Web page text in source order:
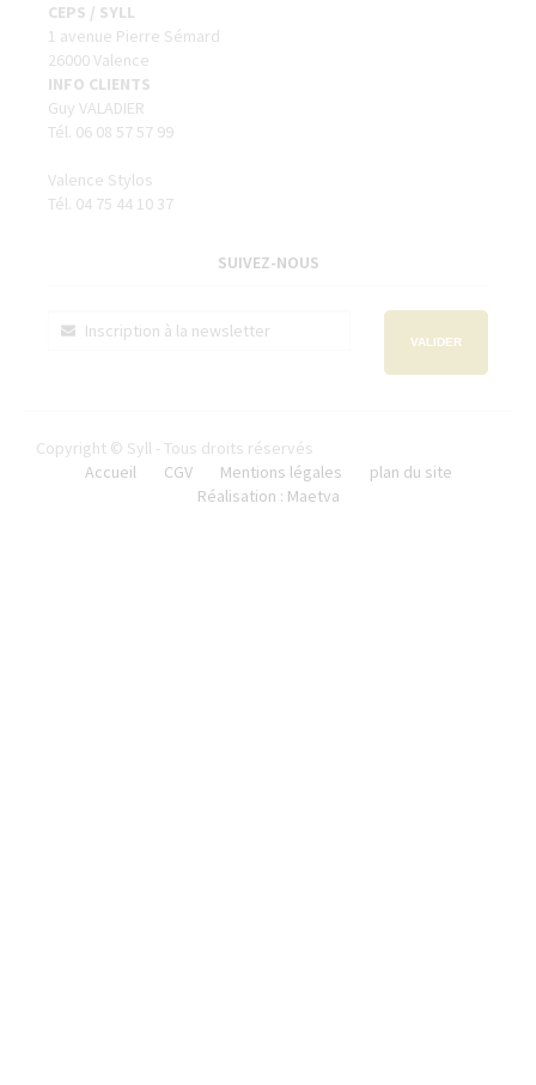
CEPS / SYLL
1 avenue Pierre Sémard
26000 Valence
INFO CLIENTS
Guy VALADIER
Tél. 06 08 57 57 99
Valence Stylos
Tél. 04 75 44 10 37
SUIVEZ-NOUS
VALIDER
Copyright © Syll - Tous droits réservés
Accueil
CGV Mentions légales
plan du site
Réalisation : Maetva